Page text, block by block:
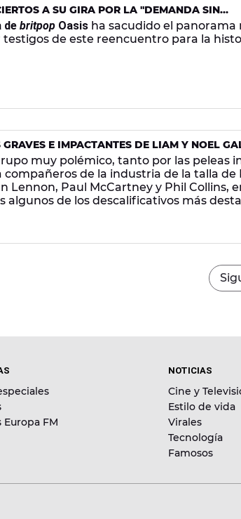
A SU GIRA POR LA "DEMANDA SIN
de britpop Oasis ha sacudido el panorama
de este reencuentro para la
E IMPACTANTES DE LIAM Y NOEL
muy polémico, tanto por las peleas
compañeros de la industria de la talla de
Lennon, Paul McCartney y Phil Collins,
algunos de los descalificativos más
Europa FM
NOTICIAS
Cine y
Estilo de vida
Virales
Tecnología
Famosos